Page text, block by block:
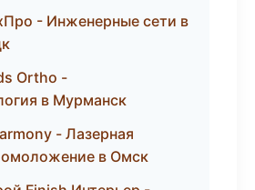
- Инженерные сети в
Ortho -
в Мурманск
- Лазерная
омоложение в Омск